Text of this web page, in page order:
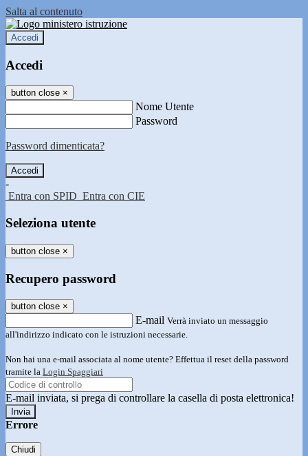
Salta al contenuto
Accedi
Accedi
button close ×
Nome Utente
Password
Password dimenticata?
-
Entra con SPID Entra con CIE
Seleziona utente
button close ×
Recupero password
button close ×
E-mail Verrà inviato un messaggio
all'indirizzo indicato con le istruzioni necessarie.
Non hai una e-mail associata al nome utente? Effettua il reset della password
tramite la Login Spaggiari
E-mail inviata, si prega di controllare la casella di posta elettronica!
Errore
Chiudi